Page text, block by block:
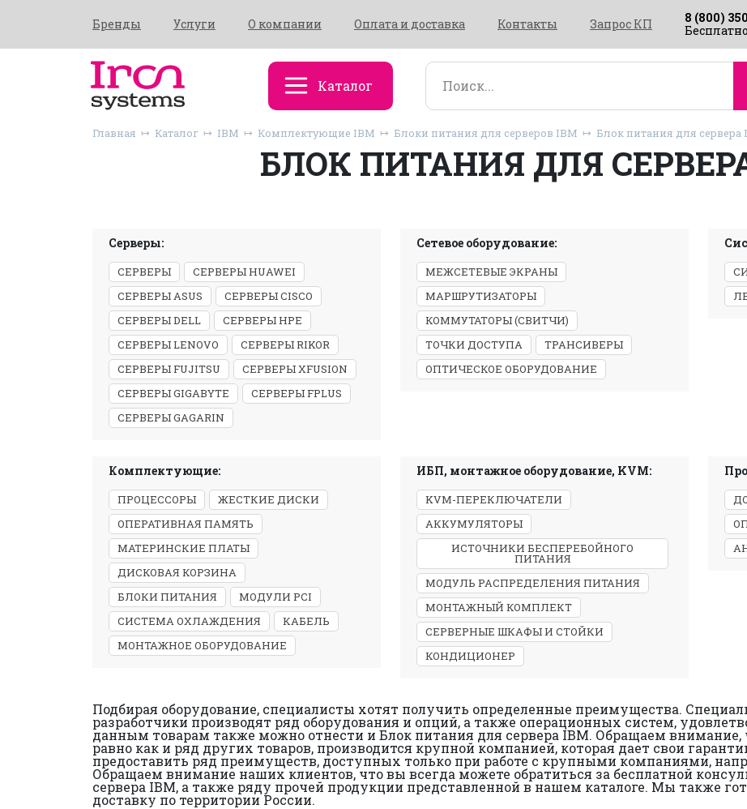
Бренды Услуги О компании Оплата и доставка Контакты Запрос КП
8 (800)
Каталог
Главная Каталог IBM Комплектующие IBM Блоки питания для серверов IBM Блок питания для сервера
БЛОК ПИТАНИЯ ДЛЯ
Серверы:
СЕРВЕРЫ
СЕРВЕРЫ HUAWEI
СЕРВЕРЫ ASUS
СЕРВЕРЫ CISCO
СЕРВЕРЫ DELL
СЕРВЕРЫ HPE
СЕРВЕРЫ LENOVO
СЕРВЕРЫ RIKOR
СЕРВЕРЫ FUJITSU
СЕРВЕРЫ XFUSION
СЕРВЕРЫ GIGABYTE
СЕРВЕРЫ FPLUS
СЕРВЕРЫ GAGARIN
Сетевое оборудование:
МЕЖСЕТЕВЫЕ ЭКРАНЫ
МАРШРУТИЗАТОРЫ
КОММУТАТОРЫ (СВИТЧИ)
ТОЧКИ ДОСТУПА
ТРАНСИВЕРЫ
ОПТИЧЕСКОЕ ОБОРУДОВАНИЕ
Комплектующие:
ПРОЦЕССОРЫ
ЖЕСТКИЕ ДИСКИ
ОПЕРАТИВНАЯ ПАМЯТЬ
МАТЕРИНСКИЕ ПЛАТЫ
ДИСКОВАЯ КОРЗИНА
БЛОКИ ПИТАНИЯ
МОДУЛИ PCI
СИСТЕМА ОХЛАЖДЕНИЯ
КАБЕЛЬ
МОНТАЖНОЕ ОБОРУДОВАНИЕ
ИБП, монтажное оборудование, KVM:
KVM-ПЕРЕКЛЮЧАТЕЛИ
АККУМУЛЯТОРЫ
ИСТОЧНИКИ БЕСПЕРЕБОЙНОГО
ПИТАНИЯ
МОДУЛЬ РАСПРЕДЕЛЕНИЯ ПИТАНИЯ
МОНТАЖНЫЙ КОМПЛЕКТ
СЕРВЕРНЫЕ ШКАФЫ И СТОЙКИ
КОНДИЦИОНЕР
Подбирая оборудование, специалисты хотят получить определенные преимущества.
разработчики производят ряд оборудования и опций, а также операционных систем,
данным товарам также можно отнести и Блок питания для сервера IBM. Обращаем внимание,
равно как и ряд других товаров, производится крупной компанией, которая дает свои
предоставить ряд преимуществ, доступных только при работе с крупными компаниями,
Обращаем внимание наших клиентов, что вы всегда можете обратиться за бесплатной
сервера IBM, а также ряду прочей продукции представленной в нашем каталоге. Мы также
доставку по территории России.